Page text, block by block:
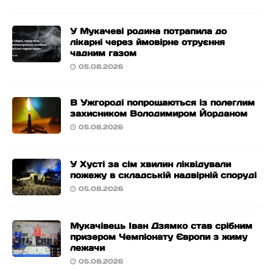
У Мукачеві родина потрапила до
лікарні через ймовірне отруєння
чадним газом
05.08.2026
В Ужгороді попрощаються із полеглим
захисником Володимиром Йорданом
05.08.2026
У Хусті за сім хвилин ліквідували
пожежу в складській надвірній споруді
05.08.2026
Мукачівець Іван Дзямко став срібним
призером Чемпіонату Європи з жиму
лежачи
05.08.2026